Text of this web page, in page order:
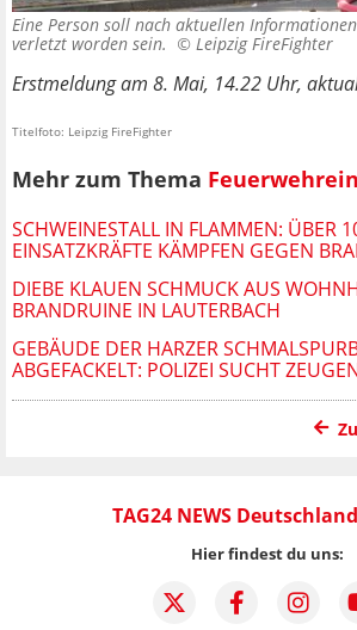
Eine Person soll nach aktuellen
verletzt worden sein. © Leipzig FireFighter
Erstmeldung am 8. Mai, 14.22 Uhr,
Titelfoto: Leipzig FireFighter
Mehr zum Thema
SCHWEINESTALL IN FLAMMEN: ÜBER
EINSATZKRÄFTE KÄMPFEN GEGEN
DIEBE KLAUEN SCHMUCK AUS
BRANDRUINE IN LAUTERBACH
GEBÄUDE DER HARZER
ABGEFACKELT: POLIZEI SUCHT
TAG24 NEWS
Hier findest du uns: